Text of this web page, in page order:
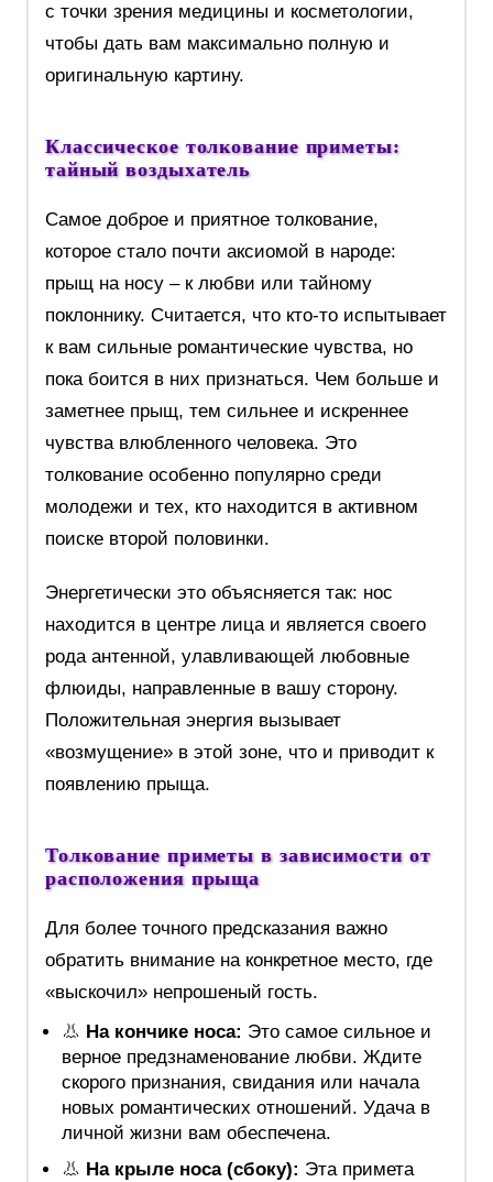
с точки зрения медицины и косметологии,
чтобы дать вам максимально полную и
оригинальную картину.
Классическое толкование приметы:
тайный воздыхатель
Самое доброе и приятное толкование,
которое стало почти аксиомой в народе:
прыщ на носу – к любви или тайному
поклоннику. Считается, что кто-то испытывает
к вам сильные романтические чувства, но
пока боится в них признаться. Чем больше и
заметнее прыщ, тем сильнее и искреннее
чувства влюбленного человека. Это
толкование особенно популярно среди
молодежи и тех, кто находится в активном
поиске второй половинки.
Энергетически это объясняется так: нос
находится в центре лица и является своего
рода антенной, улавливающей любовные
флюиды, направленные в вашу сторону.
Положительная энергия вызывает
«возмущение» в этой зоне, что и приводит к
появлению прыща.
Толкование приметы в зависимости от
расположения прыща
Для более точного предсказания важно
обратить внимание на конкретное место, где
«выскочил» непрошеный гость.
👃 На кончике носа: Это самое сильное и
верное предзнаменование любви. Ждите
скорого признания, свидания или начала
новых романтических отношений. Удача в
личной жизни вам обеспечена.
👃 На крыле носа (сбоку): Эта примета